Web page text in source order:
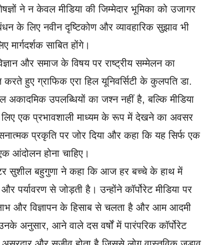
ने न केवल मीडिया की जिम्मेदार भूमिका को उजागर
के लिए नवीन दृष्टिकोण और व्यावहारिक सुझाव भी
मार्गदर्शक साबित होंगे।
और समाज के विषय पर राष्ट्रीय सम्मेलन का
हुए ग्राफिक एरा हिल यूनिवर्सिटी के कुलपति डा.
उपलब्धियों का जश्न नहीं है, बल्कि मीडिया
एक प्रभावशाली माध्यम के रूप में देखने का अवसर
प्रकृति पर जोर दिया और कहा कि यह सिर्फ एक
आंदोलन होना चाहिए।
सुशील बहुगुणा ने कहा कि आज हर बच्चे के हाथ में
पर्यावरण से जोड़ती है। उन्होंने कॉर्पोरेट मीडिया पर
और विज्ञापन के हिसाब से चलता है और आम आदमी
अनुसार, आने वाले दस वर्षों में पारंपरिक कॉर्पोरेट